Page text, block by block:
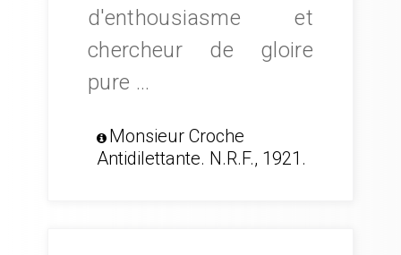
d'enthousiasme et
chercheur de gloire
pure ...
Monsieur Croche
Antidilettante. N.R.F., 1921.